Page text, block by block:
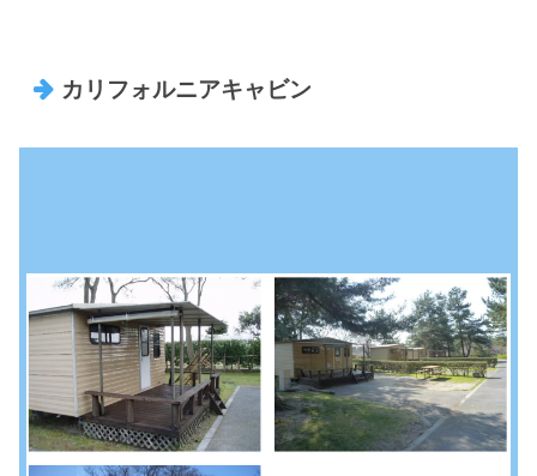
カリフォルニアキャビン